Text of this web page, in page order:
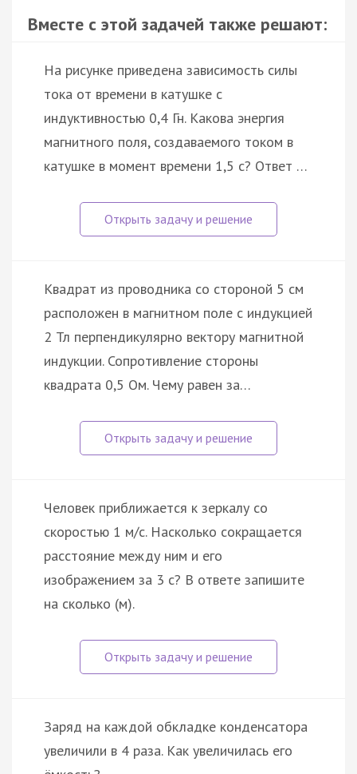
Вместе с этой задачей также решают:
На рисунке приведена зависимость силы
тока от времени в катушке с
индуктивностью 0,4 Гн. Какова энергия
магнитного поля, создаваемого током в
катушке в момент времени 1,5 с? Ответ …
Квадрат из проводника со стороной 5 см
расположен в магнитном поле с индукцией
2 Тл перпендикулярно вектору магнитной
индукции. Сопротивление стороны
квадрата 0,5 Ом. Чему равен за…
Человек приближается к зеркалу со
скоростью 1 м/с. Насколько сокращается
расстояние между ним и его
изображением за 3 с? В ответе запишите
на сколько (м).
Заряд на каждой обкладке конденсатора
увеличили в 4 раза. Как увеличилась его